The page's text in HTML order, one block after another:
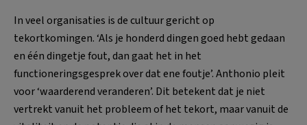
In veel organisaties is de cultuur gericht op
tekortkomingen. ‘Als je honderd dingen goed hebt gedaan
en één dingetje fout, dan gaat het in het
functioneringsgesprek over dat ene foutje’. Anthonio pleit
voor ‘waarderend veranderen’. Dit betekent dat je niet
vertrekt vanuit het probleem of het tekort, maar vanuit de